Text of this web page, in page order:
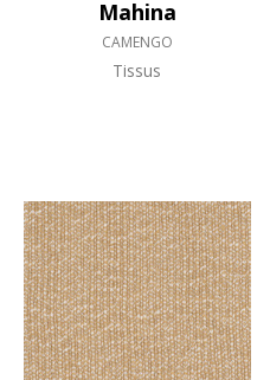
Mahina
CAMENGO
Tissus